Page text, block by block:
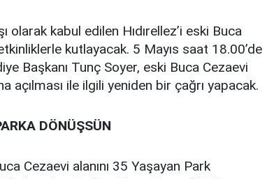
olarak kabul edilen Hıdırellez’i eski Buca
kutlayacak. 5 Mayıs saat 18.00’de
Başkanı Tunç Soyer, eski Buca Cezaevi
açılması ile ilgili yeniden bir çağrı yapacak.
DÖNÜŞSÜN
Cezaevi alanını 35 Yaşayan Park